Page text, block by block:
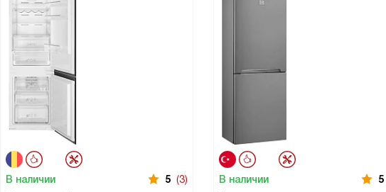
В наличии 5 (3) В наличии 5